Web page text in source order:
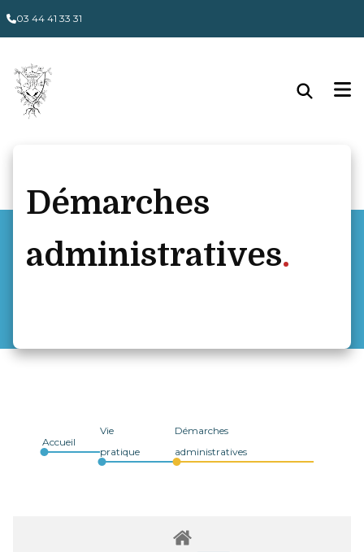
03 44 41 33 31
Démarches
administratives
Accueil
Vie
pratique
Démarches
administratives
Panneau de gestion des cookies